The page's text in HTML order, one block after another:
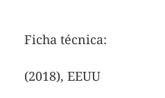
Ficha técnica:
(2018), EEUU